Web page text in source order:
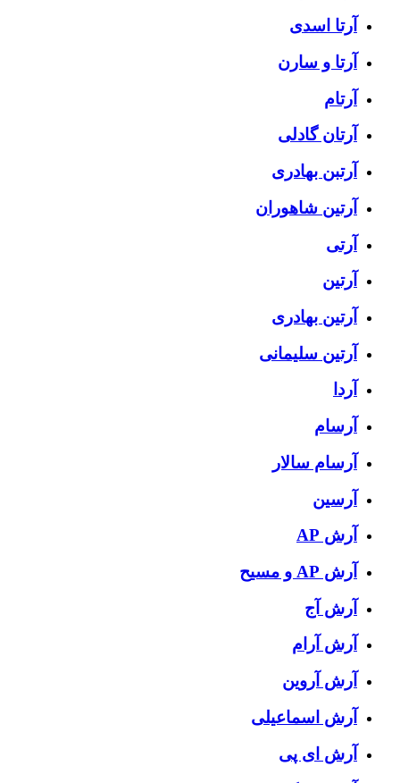
آرتا اسدی
آرتا و سارن
آرتام
آرتان گادلی
آرتبن بهادری
آرتين شاهوران
آرتی
آرتین
آرتین بهادری
آرتین سلیمانی
آردا
آرسام
آرسام سالار
آرسین
آرش AP
آرش AP و مسیح
آرش آج
آرش آرام
آرش آروین
آرش اسماعیلی
آرش ای پی